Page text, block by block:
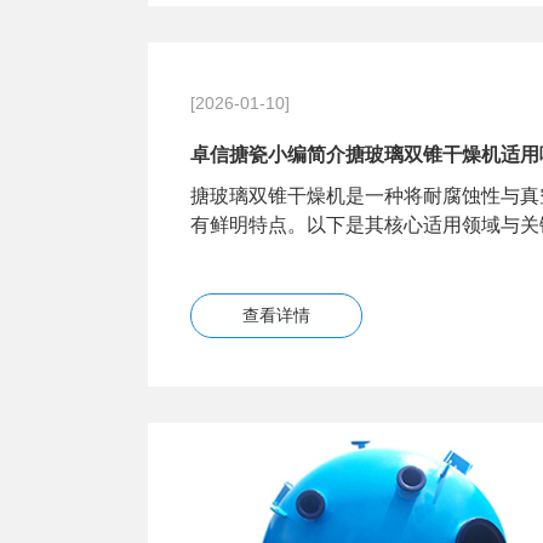
[2026-01-10]
卓信搪瓷小编简介搪玻璃双锥干燥机适
搪玻璃双锥干燥机是一种将耐腐蚀性与
有鲜明特点。以下是其核心适用领域与
查看详情